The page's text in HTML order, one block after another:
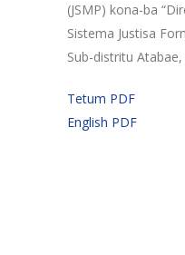
(JSMP) kona-ba
Sistema Justisa
Sub-distritu
Tetum PDF
English PDF